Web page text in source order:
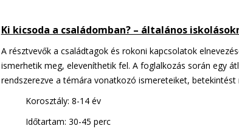
Ki kicsoda a családomban? – általános
A résztvevők a családtagok és rokoni kapcsolatok
ismerhetik meg, eleveníthetik fel. A foglalkozás során egy
rendszerezve a témára vonatkozó ismereteiket, betekintést
Korosztály: 8-14 év
Időtartam: 30-45 perc